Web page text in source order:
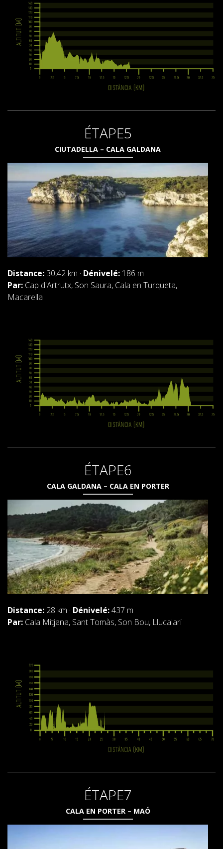
ÉTAPE5
CIUTADELLA – CALA GALDANA
Distance: 30,42 km · Dénivelé: 186 m
Par: Cap d'Artrutx, Son Saura, Cala en Turqueta,
Macarella
ÉTAPE6
CALA GALDANA – CALA EN PORTER
Distance: 28 km · Dénivelé:437 m
Par: Cala Mitjana, Sant Tomàs, Son Bou, Llucalari
ÉTAPE7
CALA EN PORTER – MAÓ